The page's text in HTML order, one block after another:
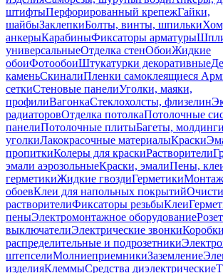
штифтыПерфорированный крепежГайки,
шайбыЗаклепкиБолты, винты, шпильки
анкерыКарабиныФиксаторы арматуры
универсальныеОтделка стенОбоиЖидкие
обоиФотообоиШтукатурки декоративные
каменьСкиналиПленки самоклеящиеся
сеткиСтеновые панелиУголки, маяки,
профилиВагонкаСтеклохолсты, флизелин
радиаторовОтделка потолкаПотолочные
панелиПотолочные плитыБагеты,
уголкиЛакокрасочные материалыКраски
пропиткиКолеры для краскиРастворители
эмали аэрозольныеКраски, эмалиПены,
герметикиЖидкие гвоздиГерметики
обоевКлеи для напольных покрытий
растворителиФиксаторы резьбыКлеи
пеныЭлектромонтажное оборудование
выключателиЭлектрические звонкиКоробки
распределительные и подрозетники
штепселиМолниеприемникиЗаземление
изделияКлеммыСредства диэлектрические